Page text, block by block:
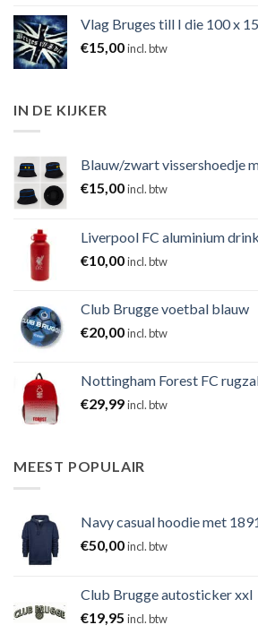
Vlag Bruges till I die 100 x
€15,00incl. btw
IN DE KIJKER
Blauw/zwart vissershoedje
€15,00incl. btw
Liverpool FC aluminium
€10,00incl. btw
Club Brugge voetbal blauw
€20,00incl. btw
Nottingham Forest FC
€29,99incl. btw
MEEST POPULAIR
Navy casual hoodie met
€50,00incl. btw
Club Brugge autosticker xxl
€19,95 incl. btw